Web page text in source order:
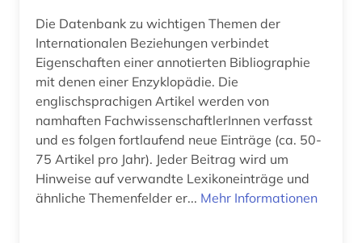
Die Datenbank zu wichtigen Themen der
Internationalen Beziehungen verbindet
Eigenschaften einer annotierten Bibliographie
mit denen einer Enzyklopädie. Die
englischsprachigen Artikel werden von
namhaften FachwissenschaftlerInnen verfasst
und es folgen fortlaufend neue Einträge (ca. 50-
75 Artikel pro Jahr). Jeder Beitrag wird um
Hinweise auf verwandte Lexikoneinträge und
ähnliche Themenfelder er... Mehr Informationen